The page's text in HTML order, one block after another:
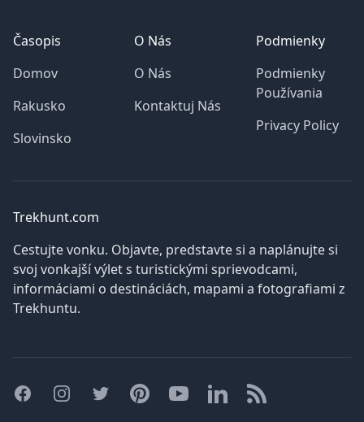
tu stráviť čas. Keď niekoľko mojich priateľov
uvažovalo o návšteve Slovinska a požiadali ma o
Časopis
Domov
Rakusko
Slovinsko
O Nás
O Nás
Kontaktuj Nás
Podmienky
Podmienky
Používania
Privacy Policy
Trekhunt.com
Cestujte vonku. Objavte, predstavte si a naplánujte si
svoj vonkajší výlet s turistickými sprievodcami,
informáciami o destináciách, mapami a fotografiami z
Trekhuntu.
FacebookInstagramTwitterPinterestYouTubeLinkedIn
RSS